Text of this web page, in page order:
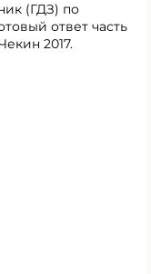
(ГДЗ) по
ответ часть
2017.